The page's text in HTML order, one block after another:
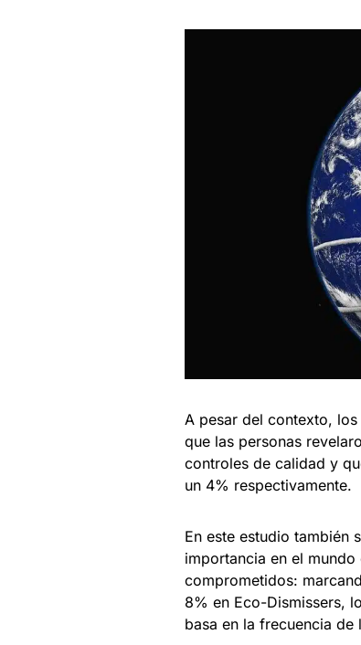
A pesar del contexto,
que las personas
controles de calidad y
un 4% respectivamente.
En este estudio también
importancia en el
comprometidos:
8% en Eco-Dismissers,
basa en la frecuencia